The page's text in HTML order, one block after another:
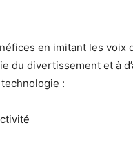
en imitant les
du divertissement et à
: